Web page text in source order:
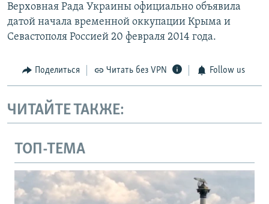
Верховная Рада Украины официально объявила
датой начала временной оккупации Крыма и
Севастополя Россией 20 февраля 2014 года.
Поделиться Читать без VPN Follow us
ЧИТАЙТЕ ТАКЖЕ:
ТОП-ТЕМА